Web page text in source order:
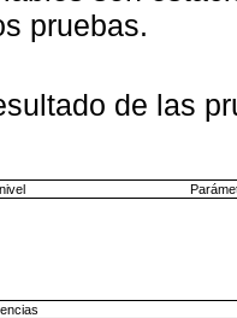
pruebas.
de las